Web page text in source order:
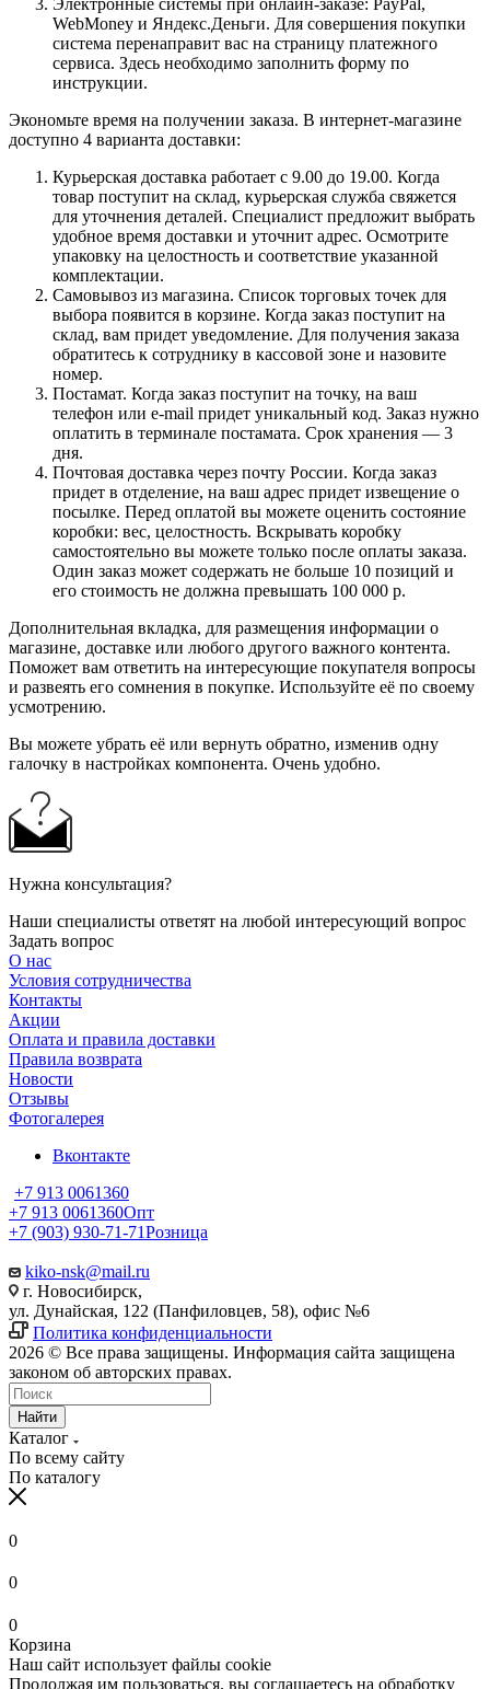
WebMoney и Яндекс.Деньги. Для совершения покупки
система перенаправит вас на страницу платежного
сервиса. Здесь необходимо заполнить форму по
инструкции.
Экономьте время на получении заказа. В интернет-магазине
доступно 4 варианта доставки:
Курьерская доставка работает с 9.00 до 19.00. Когда
товар поступит на склад, курьерская служба свяжется
для уточнения деталей. Специалист предложит выбрать
удобное время доставки и уточнит адрес. Осмотрите
упаковку на целостность и соответствие указанной
комплектации.
Самовывоз из магазина. Список торговых точек для
выбора появится в корзине. Когда заказ поступит на
склад, вам придет уведомление. Для получения заказа
обратитесь к сотруднику в кассовой зоне и назовите
номер.
Постамат. Когда заказ поступит на точку, на ваш
телефон или e-mail придет уникальный код. Заказ нужно
оплатить в терминале постамата. Срок хранения — 3
дня.
Почтовая доставка через почту России. Когда заказ
придет в отделение, на ваш адрес придет извещение о
посылке. Перед оплатой вы можете оценить состояние
коробки: вес, целостность. Вскрывать коробку
самостоятельно вы можете только после оплаты заказа.
Один заказ может содержать не больше 10 позиций и
его стоимость не должна превышать 100 000 р.
Дополнительная вкладка, для размещения информации о
магазине, доставке или любого другого важного контента.
Поможет вам ответить на интересующие покупателя вопросы
и развеять его сомнения в покупке. Используйте её по своему
усмотрению.
Вы можете убрать её или вернуть обратно, изменив одну
галочку в настройках компонента. Очень удобно.
Нужна консультация?
Наши специалисты ответят на любой интересующий вопрос
Задать вопрос
О нас
Условия сотрудничества
Контакты
Акции
Оплата и правила доставки
Правила возврата
Новости
Отзывы
Фотогалерея
Вконтакте
+7 913 0061360
+7 913 0061360Опт
+7 (903) 930-71-71Розница
kiko-nsk@mail.ru
г. Новосибирск,
ул. Дунайская, 122 (Панфиловцев, 58), офис №6
Политика конфиденциальности
2026 © Все права защищены. Информация сайта защищена
законом об авторских правах.
Найти
Каталог
По всему сайту
По каталогу
0
0
0
Корзина
Наш сайт использует файлы cookie
Продолжая им пользоваться, вы соглашаетесь на обработку